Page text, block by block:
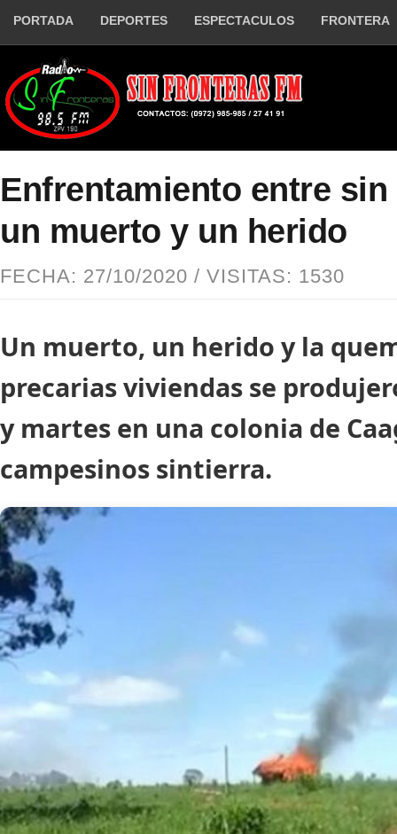
PORTADA DEPORTES ESPECTACULOS FRONTERA
Enfrentamiento entre
un muerto y un herido
FECHA: 27/10/2020 / VISITAS: 1530
Un muerto, un herido y la
precarias viviendas se
y martes en una colonia de
campesinos sintierra.